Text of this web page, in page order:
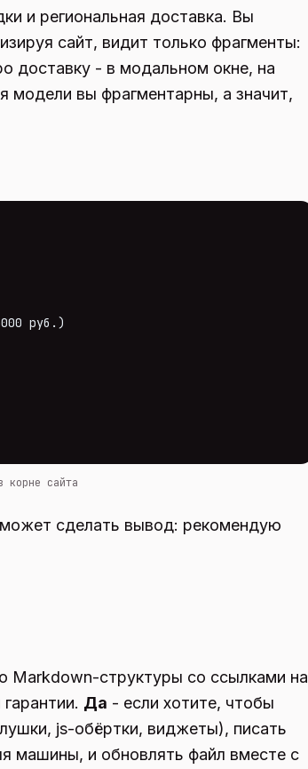
и региональная доставка. Вы
сайт, видит только фрагменты:
доставку - в модальном окне, на
модели вы фрагментарны, а значит,
руб.)
корне сайта
сделать вывод: рекомендую
Markdown-структуры со ссылками на
Да - если хотите, чтобы
js-обёртки, виджеты), писать
машины, и обновлять файл вместе с